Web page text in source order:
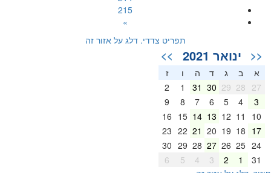
215
»
תפריט צדדי. דלג על אזור זה
<< ינואר 2021 >>
א ב ג ד ה
ז
27
28
29
30
31
2
3
4
5
6
7
8
9
10
11
12
13
14
15
16
17
18
19
20
21
22
23
24
25
26
27
28
29
30
31
2
3
4
5
6